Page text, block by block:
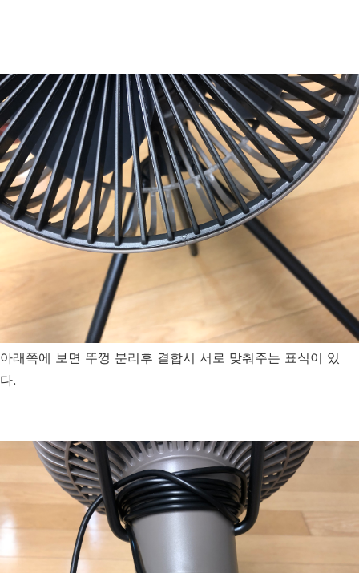
아래쪽에 보면 뚜껑 분리후 결합시 서로 맞춰주는 표식이 있
다.